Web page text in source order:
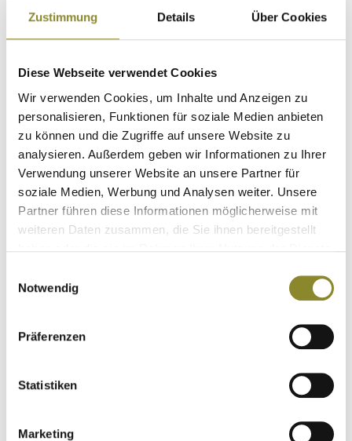
Zustimmung Details Über Cookies
Diese Webseite verwendet Cookies
Wir verwenden Cookies, um Inhalte und Anzeigen zu
personalisieren, Funktionen für soziale Medien anbieten
zu können und die Zugriffe auf unsere Website zu
analysieren. Außerdem geben wir Informationen zu Ihrer
Verwendung unserer Website an unsere Partner für
soziale Medien, Werbung und Analysen weiter. Unsere
Partner führen diese Informationen möglicherweise mit
weiteren Daten zusammen, die Sie ihnen bereitgestellt
Notwendig
Präferenzen
Statistiken
Marketing
Hochwertige Materialien für den anspruchsvollsten
Jäger. Vulkanisiert mit einem extrem hohen Anteil an
kleinen Anteil an EPDM, der die Abriebfestigkeit
verbessert. EPDM ist ein Polymer, das aufgrund seiner
hohen Leistung gegen atmosphärische, saure,
ultraviolette und Ozonmittel selbst in den rauesten
Außenumgebungen hervorragende Ergebnisse liefert.
Die resultierende Mischung bietet außergewöhnliche
Reißfestigkeit und Komforteigenschaften. HAX-
Support: Ein Teil, das Ferse und Knöchel umschließt,
um die Unterstützung und Passform Ihrer Füße bei
Halt in gefrorenem Gelände oder Schlamm ausgelegt.
Zwischensohle bietet eine gute Balance zwischen
Weichheit und Halt, wodurch jeder Schritt leichter wird
Neopren, verstärkt mit einem Graphene-Futtermaterial.
Graphen reguliert die Temperatur Ihrer Füße und
Umgebung, indem es Wärme bei wärmerem Wetter